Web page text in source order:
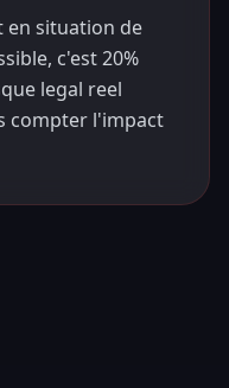
en situation de
c'est 20%
legal reel
compter l'impact